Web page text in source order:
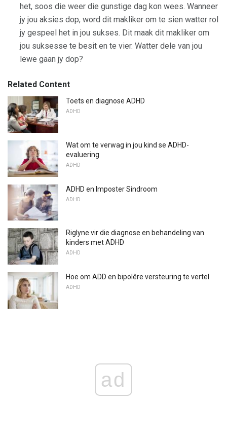
het, soos die weer die gunstige dag kon wees. Wanneer
jy jou aksies dop, word dit makliker om te sien watter rol
jy gespeel het in jou sukses. Dit maak dit makliker om
jou suksesse te besit en te vier. Watter dele van jou
lewe gaan jy dop?
Related Content
Toets en diagnose ADHD
ADHD
Wat om te verwag in jou kind se ADHD-
evaluering
ADHD
ADHD en Imposter Sindroom
ADHD
Riglyne vir die diagnose en behandeling van
kinders met ADHD
ADHD
Hoe om ADD en bipolêre versteuring te vertel
ADHD
ad